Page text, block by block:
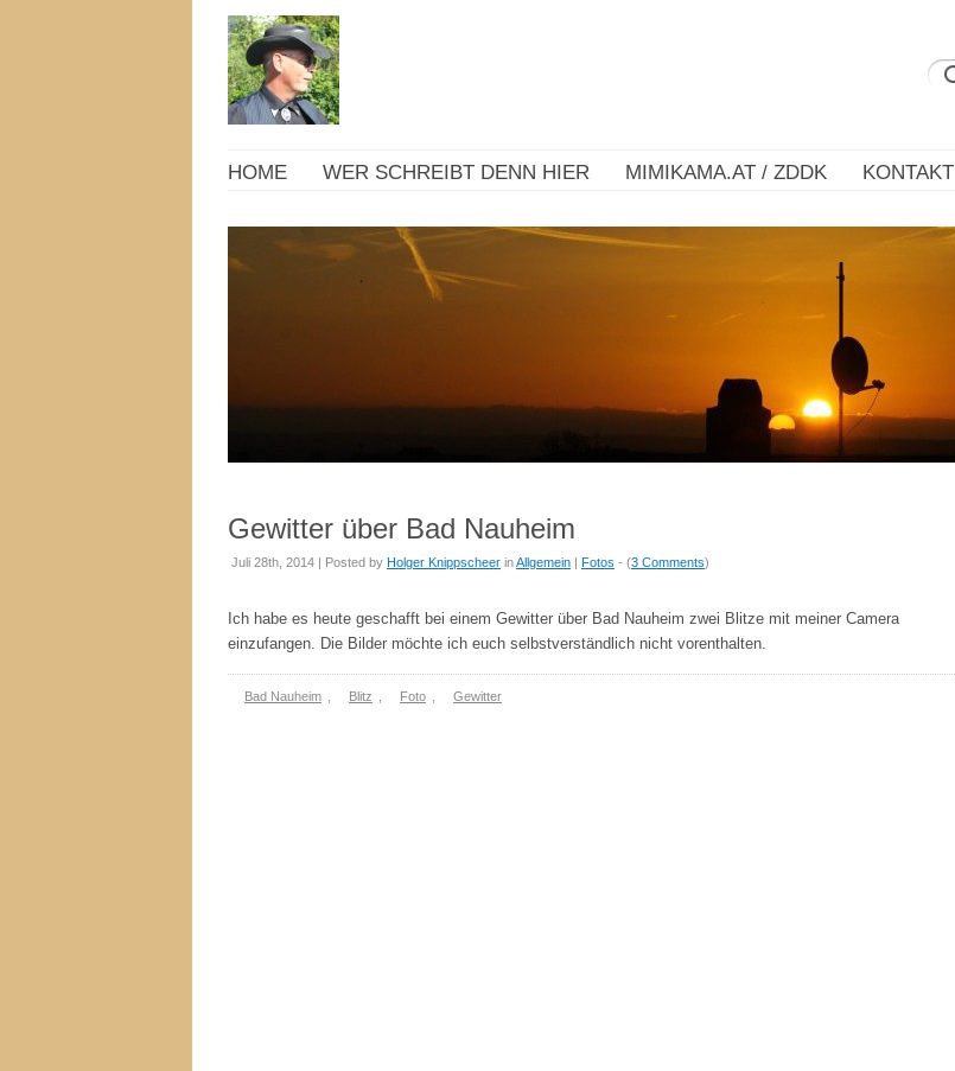
HOME WER SCHREIBT DENN HIER MIMIKAMA.AT / ZDDK KONTAKT
Gewitter über Bad Nauheim
Juli 28th, 2014 | Posted by Holger Knippscheer inAllgemein | Fotos - (3 Comments)
Ich habe es heute geschafft bei einem Gewitter über Bad Nauheim zwei Blitze mit meiner Camera
einzufangen. Die Bilder möchte ich euch selbstverständlich nicht vorenthalten.
Bad Nauheim Blitz Foto Gewitter